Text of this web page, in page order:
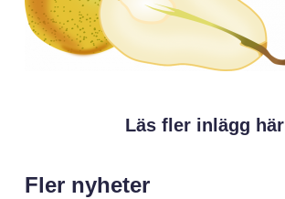
Läs fler inlägg här
Fler nyheter